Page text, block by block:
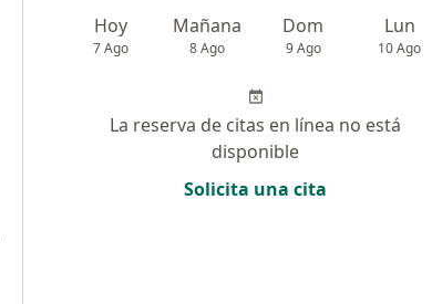
Hoy
7 Ago
Mañana
8 Ago
Dom
9 Ago
Lun
10 Ago
La reserva de citas en línea no está
disponible
Solicita una cita